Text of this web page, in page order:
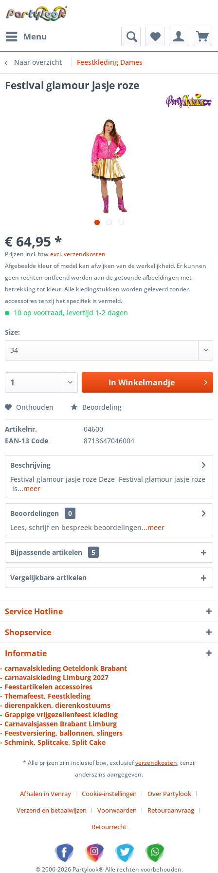
Menu
Naar overzicht Feestkleding Dames
Festival glamour jasje roze
€ 64,95 *
Prijzen incl. btwexcl. verzendkosten
Afgebeelde kleur of model kan afwijken van de werkelijkheid. Er kunnen
geen rechten ontleend worden aan de getoonde afbeeldingen met
betrekking tot kleur. Alle kledingstukken worden geleverd zonder
accessoires tenzij het specifiek is vermeld.
10 op voorraad, levertijd 1-2 dagen
Size:
In Winkelmandje
Onthouden Beoordeling
Artikelnr.
04600
EAN-13 Code
8713647046004
Beschrijving
Festival glamour jasje roze Deze Festival glamour jasje roze
is...meer
Beoordelingen
0
Lees, schrijf en bespreek beoordelingen...meer
Bijpassende artikelen 5
Vergelijkbare artikelen
Service Hotline
Shopservice
Informatie
- carnavalskleding Oeteldonk Brabant
- carnavalskleding Limburg 2027
- Feestartikelen accessoires
- Themafeest, Feestkleding
- dierenpakken, dierenkostuums
- Grappige vrijgezellenfeest kleding
- Carnavalsjassen Brabant Limburg
- Feestversiering, ballonnen, slingers
- Schmink, Splitcake, Split Cake
* Alle prijzen zijn inclusief btw, exclusiefverzendkosten, tenzij
anderszins aangegeven.
Afhalen in Venray Cookie-instellingen
Over Partylook
Verzend en betaalwijzen
Voorwaarden
Retouraanvraag
Retourrecht
© 2006-2026 Partylook® Alle rechten voorbehouden.